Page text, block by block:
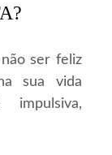
ser feliz
sua vida